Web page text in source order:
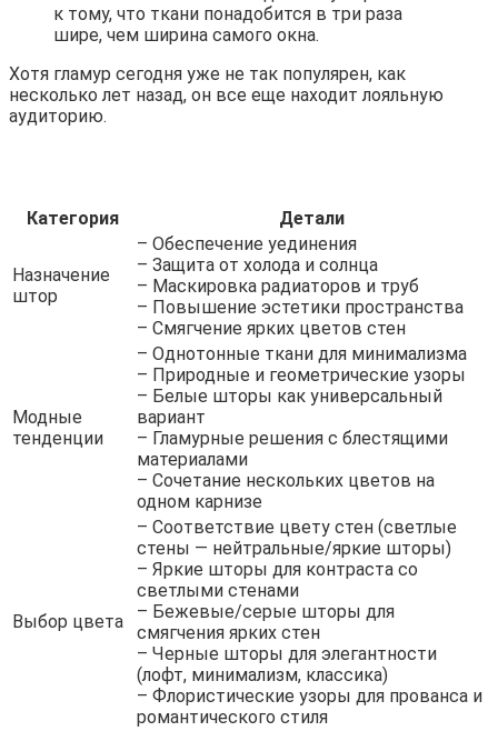
к тому, что ткани понадобится в три раза
шире, чем ширина самого окна.
Хотя гламур сегодня уже не так популярен, как
несколько лет назад, он все еще находит лояльную
аудиторию.
Категория Детали
Назначение
штор
– Обеспечение уединения
– Защита от холода и солнца
– Маскировка радиаторов и труб
– Повышение эстетики пространства
– Смягчение ярких цветов стен
Модные
тенденции
– Однотонные ткани для минимализма
– Природные и геометрические узоры
– Белые шторы как универсальный
вариант
– Гламурные решения с блестящими
материалами
– Сочетание нескольких цветов на
одном карнизе
Выбор цвета
– Соответствие цвету стен (светлые
стены — нейтральные/яркие шторы)
– Яркие шторы для контраста со
светлыми стенами
– Бежевые/серые шторы для
смягчения ярких стен
– Черные шторы для элегантности
(лофт, минимализм, классика)
– Флористические узоры для прованса и
романтического стиля